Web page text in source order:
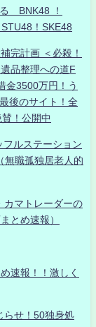
BNK48 ！
！SKE48
完計画 ＜必殺！
品整理への道F
金3500万円！う
後のサイト！全
！公開中
ルステーション
無職孤独居老人的
マトレーダーの
とめ速報）
速報！！激しく
らせ！50独身処